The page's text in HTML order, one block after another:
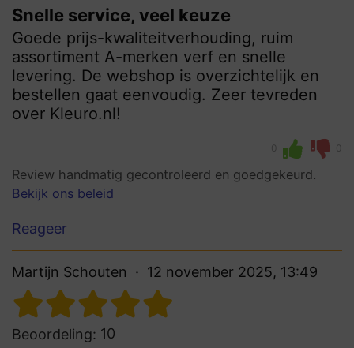
Snelle service, veel keuze
Goede prijs-kwaliteitverhouding, ruim
assortiment A-merken verf en snelle
levering. De webshop is overzichtelijk en
bestellen gaat eenvoudig. Zeer tevreden
over Kleuro.nl!
0 0
Review handmatig gecontroleerd en goedgekeurd.
Bekijk ons beleid
Reageer
Martijn Schouten 12 november 2025, 13:49
Beoordeling: 10